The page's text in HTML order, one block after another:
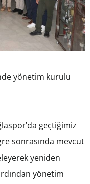
yönetim kurulu
geçtiğimiz
sonrasında mevcut
yeniden
yönetim